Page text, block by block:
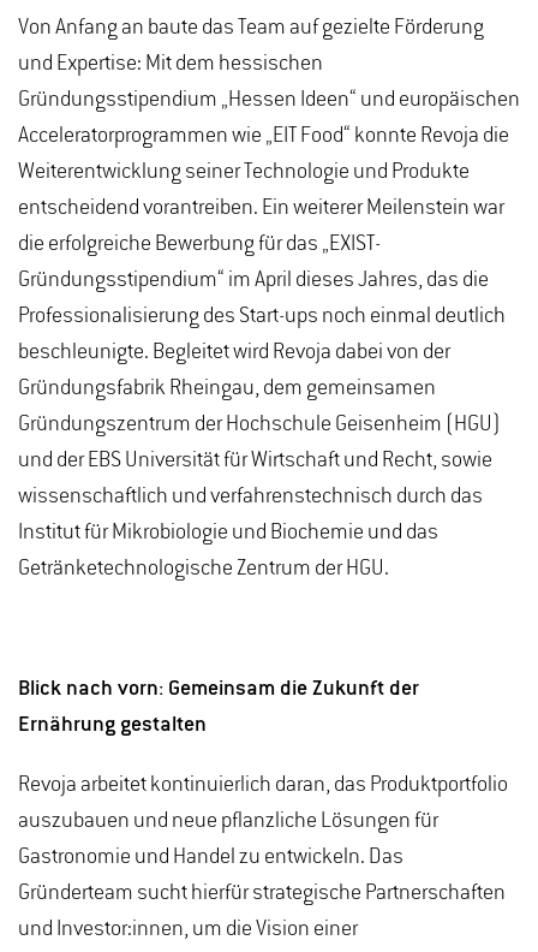
Von Anfang an baute das Team auf gezielte Förderung
und Expertise: Mit dem hessischen
Gründungsstipendium „Hessen Ideen“ und europäischen
Acceleratorprogrammen wie „EIT Food“ konnte Revoja die
Weiterentwicklung seiner Technologie und Produkte
entscheidend vorantreiben. Ein weiterer Meilenstein war
die erfolgreiche Bewerbung für das „EXIST-
Gründungsstipendium“ im April dieses Jahres, das die
Professionalisierung des Start-ups noch einmal deutlich
beschleunigte. Begleitet wird Revoja dabei von der
Gründungsfabrik Rheingau, dem gemeinsamen
Gründungszentrum der Hochschule Geisenheim (HGU)
und der EBS Universität für Wirtschaft und Recht, sowie
wissenschaftlich und verfahrenstechnisch durch das
Institut für Mikrobiologie und Biochemie und das
Getränketechnologische Zentrum der HGU.
Blick nach vorn: Gemeinsam die Zukunft der
Ernährung gestalten
Revoja arbeitet kontinuierlich daran, das Produktportfolio
auszubauen und neue pflanzliche Lösungen für
Gastronomie und Handel zu entwickeln. Das
Gründerteam sucht hierfür strategische Partnerschaften
und Investor:innen, um die Vision einer